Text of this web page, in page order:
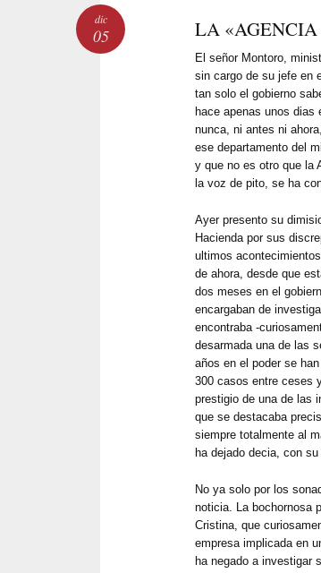
LA
El señor Montoro,
sin cargo de su jefe en
tan solo el gobierno
hace apenas unos dias
nunca, ni antes ni
ese departamento del
y que no es otro que la
la voz de pito, se ha
Ayer presento su
Hacienda por sus
ultimos
de ahora, desde que
dos meses en el
encargaban de
encontraba -
desarmada una de las
años en el poder se
300 casos entre ceses
prestigio de una de las
que se destacaba
siempre totalmente al
ha dejado decia, con
No ya solo por los
noticia. La bochornosa
Cristina, que
empresa implicada en
ha negado a investigar
dic
05